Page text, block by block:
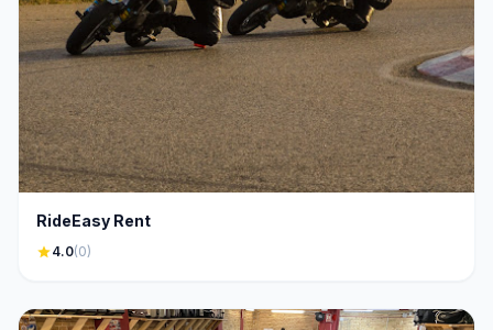
RideEasy Rent
star4.0(0)